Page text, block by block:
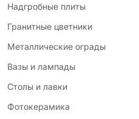
Надгробные плиты
Гранитные цветники
Металлические ограды
Вазы и лампады
Столы и лавки
Фотокерамика